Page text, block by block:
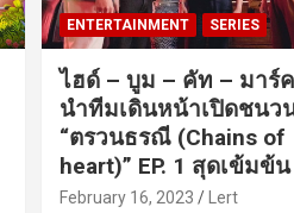
ENTERTAINMENT SERIES
ไฮด์ – บูม – คัท – มาร์
นำทีมเดินหน้าเปิดชน
“ตรวนธรณี (Chains of
heart)” EP. 1 สุดเข้มข้น
February 16, 2023 Lert